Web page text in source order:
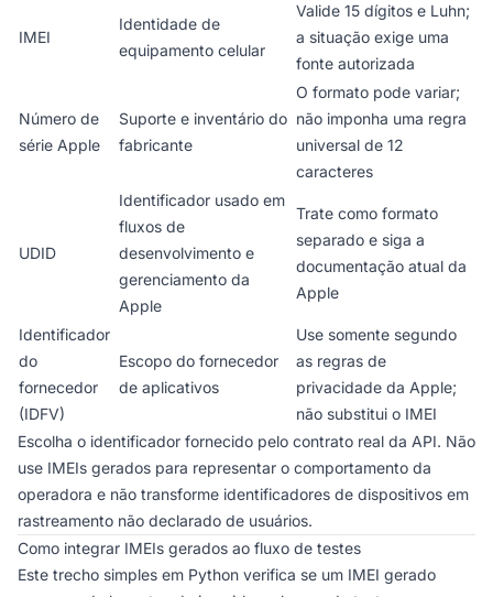
IMEI
Identidade de
equipamento celular
Valide 15 dígitos e Luhn;
a situação exige uma
fonte autorizada
Número de
série Apple
Suporte e inventário do
fabricante
O formato pode variar;
não imponha uma regra
universal de 12
caracteres
UDID
Identificador usado em
fluxos de
desenvolvimento e
gerenciamento da
Apple
Trate como formato
separado e siga a
documentação atual da
Apple
Identificador
do
fornecedor
(IDFV)
Escopo do fornecedor
de aplicativos
Use somente segundo
as regras de
privacidade da Apple;
não substitui o IMEI
Escolha o identificador fornecido pelo contrato real da API. Não
use IMEIs gerados para representar o comportamento da
operadora e não transforme identificadores de dispositivos em
rastreamento não declarado de usuários.
Como integrar IMEIs gerados ao fluxo de testes
Este trecho simples em Python verifica se um IMEI gerado